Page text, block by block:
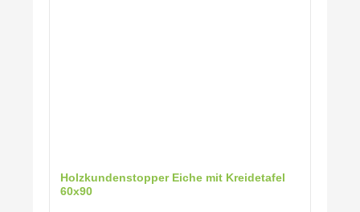
Holzkundenstopper Eiche mit Kreidetafel
60x90